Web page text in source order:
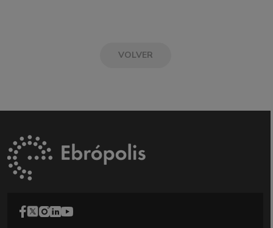
VOLVER